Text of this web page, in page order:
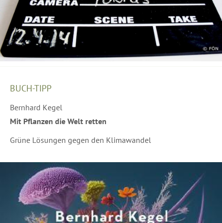
BUCH-TIPP
Bernhard Kegel
Mit Pflanzen die Welt retten
Grüne Lösungen gegen den Klimawandel